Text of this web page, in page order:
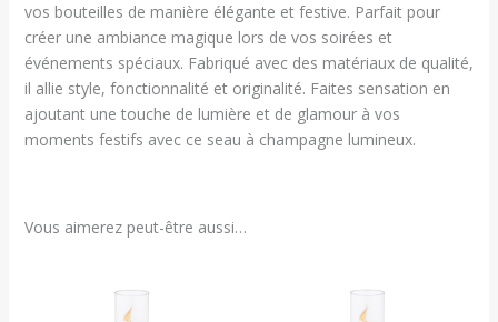
vos bouteilles de manière élégante et festive. Parfait pour
créer une ambiance magique lors de vos soirées et
événements spéciaux. Fabriqué avec des matériaux de qualité,
il allie style, fonctionnalité et originalité. Faites sensation en
ajoutant une touche de lumière et de glamour à vos
moments festifs avec ce seau à champagne lumineux.
Vous aimerez peut-être aussi…